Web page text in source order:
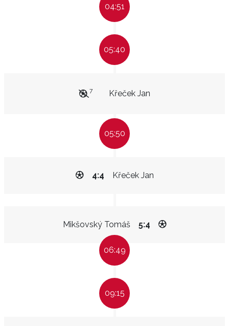
04:51
05:40
Křeček Jan
7
05:50
Křeček Jan
4:4
Mikšovský Tomáš 5:4
06:49
09:15